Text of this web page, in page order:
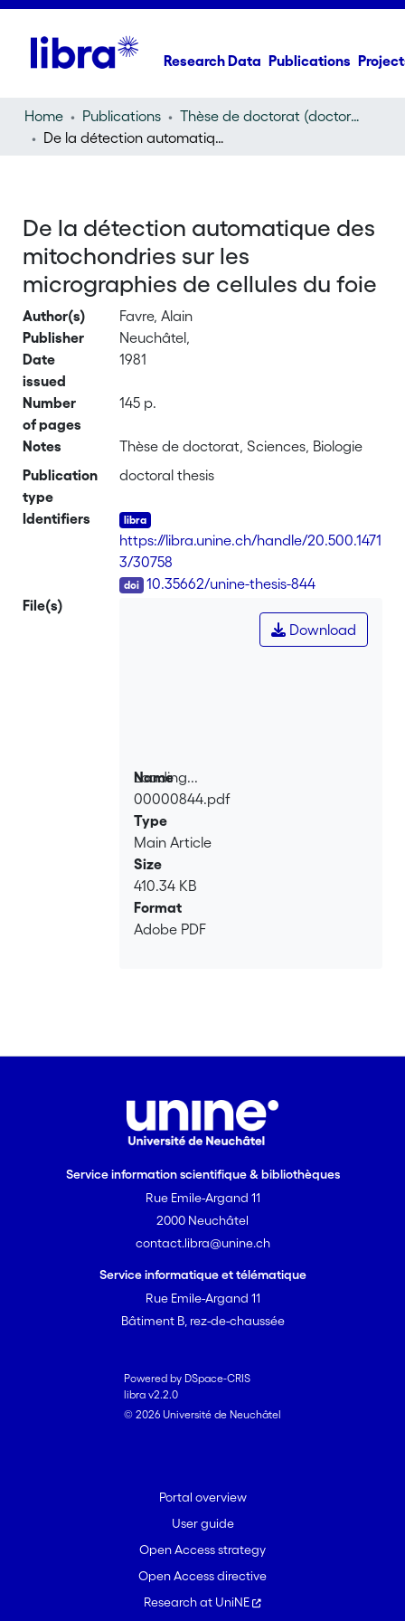
Research Data Publications
Home Publications
Thèse de doctorat (doctoral thesis)
De la détection automatique des mitochondries sur les micrographies de cellules du foie
De la détection automatique des
mitochondries sur les
micrographies de cellules du foie
Author(s)
Favre, Alain
Publisher
Neuchâtel,
Date
issued
1981
Number
of pages
145 p.
Notes
Thèse de doctorat, Sciences, Biologie
Publication
type
doctoral thesis
Identifiers
https://libra.unine.ch/handle/20.500.1471
3/30758
10.35662/unine-thesis-844
File(s)
Loading...
Loading...
Download
Name
00000844.pdf
Type
Main Article
Size
410.34 KB
Format
Adobe PDF
Service information scientifique & bibliothèques
Rue Emile-Argand 11
2000 Neuchâtel
contact.libra@unine.ch
Service informatique et télématique
Rue Emile-Argand 11
Bâtiment B, rez-de-chaussée
Powered by DSpace-CRIS
libra v2.2.0
© 2026 Université de Neuchâtel
Portal overview
User guide
Open Access strategy
Open Access directive
Research at UniNE